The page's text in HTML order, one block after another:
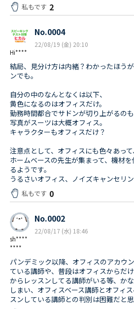
私もです 2
Hi****
No.0004
22/08/19 (金) 20:10
結局、見分け方は内緒？わかったほう
ンでも。
自分の中のなんとなくは以下、
黄色になるのはオフィスだけ。
勤務時間都合でサドンが切り上がるのも
写真がスーツは大概オフィス。
キャラクターもオフィスだけ？
注意点として、オフィスにも色々あって
ホームベースの先生が集まって、機材
るようです。
うるさいオフィス、ノイズキャンセリ
私もです 0
sh****
****
No.0002
22/08/17 (水) 18:46
パンデミック以降、オフィスのアカウ
ている講師や、普段はオフィスからだ
からレッスンしてる講師がいる等、か
しまい、オフィスベース講師とオフィ
スンしている講師との判別は困難だと思